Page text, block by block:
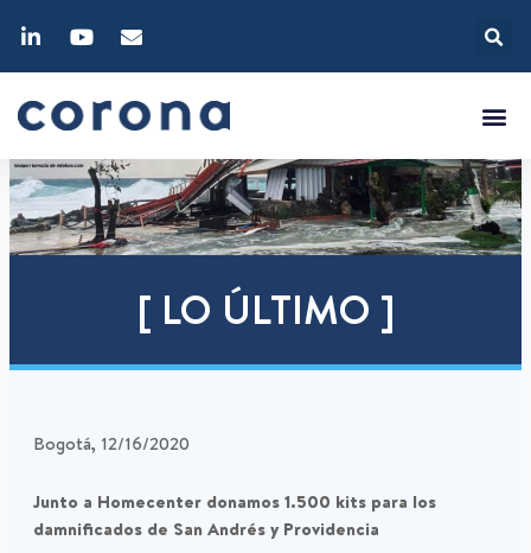
[ LO ÚLTIMO ]
Bogotá, 12/16/2020
Junto a Homecenter donamos 1.500 kits para los
damnificados de San Andrés y Providencia